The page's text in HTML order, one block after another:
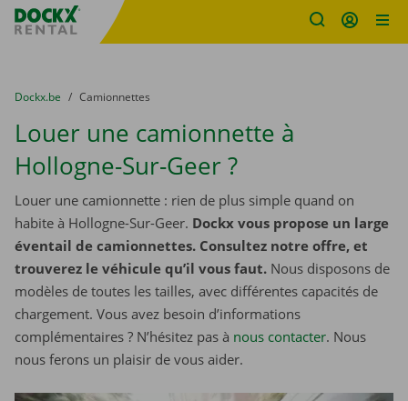
sitename
You are here:
du
Dockx.be to
Camionnettes
Louer une camionnette à
Hollogne-Sur-Geer ?
Louer une camionnette : rien de plus simple quand on
habite à Hollogne-Sur-Geer. Dockx vous propose un large
éventail de camionnettes. Consultez notre offre, et
trouverez le véhicule qu’il vous faut. Nous disposons de
modèles de toutes les tailles, avec différentes capacités de
chargement. Vous avez besoin d’informations
complémentaires ? N’hésitez pas à nous contacter. Nous
nous ferons un plaisir de vous aider.